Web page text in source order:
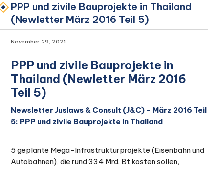
PPP und zivile Bauprojekte in Thailand
(Newletter März 2016 Teil 5)
November 29, 2021
PPP und zivile Bauprojekte in
Thailand (Newletter März 2016
Teil 5)
Newsletter Juslaws & Consult (J&C) - März 2016 Teil
5: PPP und zivile Bauprojekte in Thailand
5 geplante Mega-Infrastrukturprojekte (Eisenbahn und
Autobahnen), die rund 334 Mrd. Bt kosten sollen,